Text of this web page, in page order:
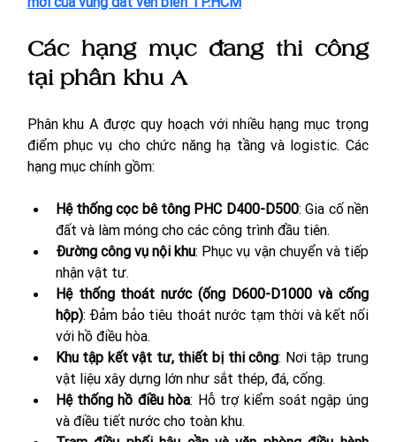
Các hạng mục đang thi công
tại phân khu A
Phân khu A được quy hoạch với nhiều hạng mục trọng
điểm phục vụ cho chức năng hạ tầng và logistic. Các
hạng mục chính gồm:
Hệ thống cọc bê tông PHC D400-D500: Gia cố nền
đất và làm móng cho các công trình đầu tiên.
Đường công vụ nội khu: Phục vụ vận chuyển và tiếp
nhận vật tư.
Hệ thống thoát nước (ống D600-D1000 và cống
hộp): Đảm bảo tiêu thoát nước tạm thời và kết nối
với hồ điều hòa.
Khu tập kết vật tư, thiết bị thi công: Nơi tập trung
vật liệu xây dựng lớn như sắt thép, đá, cống.
Hệ thống hồ điều hòa: Hỗ trợ kiểm soát ngập úng
và điều tiết nước cho toàn khu.